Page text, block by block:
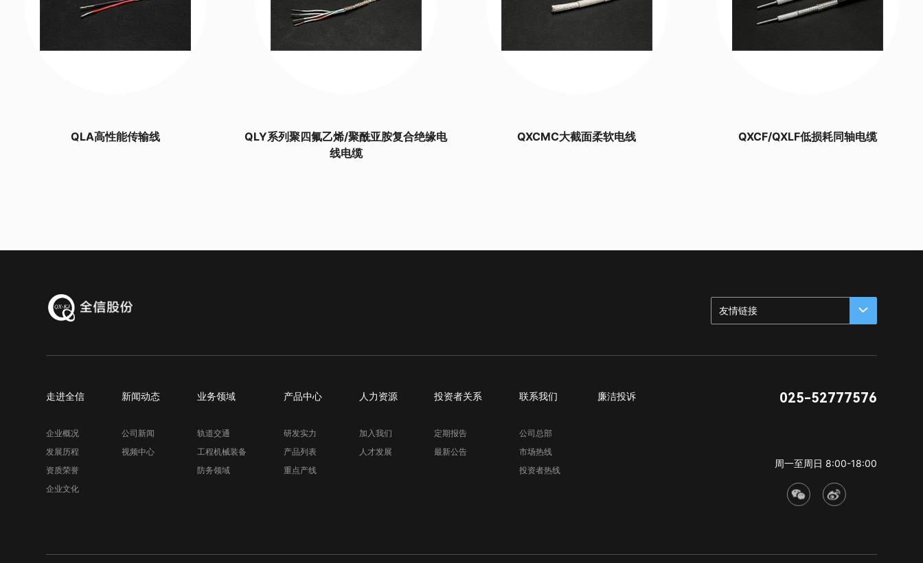
QLA高性能传输线
QLY系列聚四氟乙烯/聚酰亚胺复合绝缘电
线电缆
QXCMC大截面柔软电线 QXCF/QXLF低损耗同轴电缆
友情链接
走进全信
企业概况
发展历程
资质荣誉
企业文化
新闻动态
公司新闻
视频中心
业务领域
轨道交通
工程机械装备
防务领域
产品中心
研发实力
产品列表
重点产线
人力资源
加入我们
人才发展
投资者关系
定期报告
最新公告
联系我们
公司总部
市场热线
投资者热线
廉洁投诉 025-52777576
周一至周日 8:00-18:00